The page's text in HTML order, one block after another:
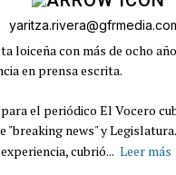
loiceña con más de ocho
en prensa escrita.
el periódico El Vocero
"breaking news" y
cubrió... Leer más